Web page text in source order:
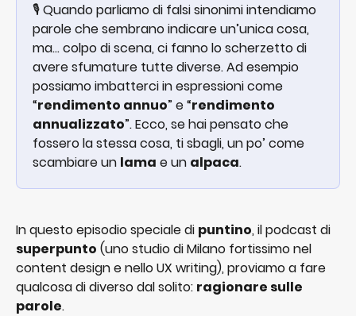
🎙️ Quando parliamo di falsi sinonimi intendiamo
parole che sembrano indicare un’unica cosa,
ma… colpo di scena, ci fanno lo scherzetto di
avere sfumature tutte diverse. Ad esempio
possiamo imbatterci in espressioni come
“rendimento annuo” e “rendimento
annualizzato”. Ecco, se hai pensato che
fossero la stessa cosa, ti sbagli, un po’ come
scambiare un lama e un alpaca.
In questo episodio speciale di puntino, il podcast di
superpunto (uno studio di Milano fortissimo nel
content design e nello UX writing), proviamo a fare
qualcosa di diverso dal solito: ragionare sulle
parole.